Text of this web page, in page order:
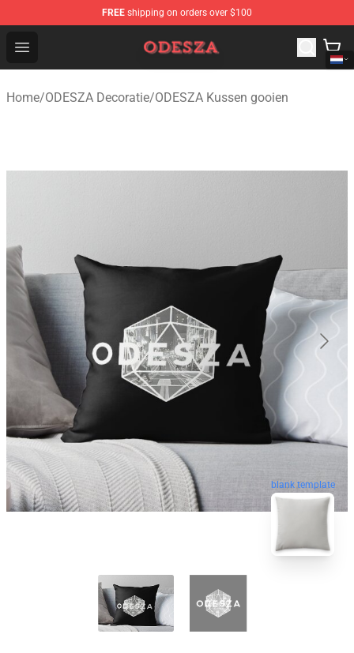
FREE shipping on orders over $100
Open menu
ODESZA Shop - Official ODESZA Merchandise Store
Home/ODESZA Decoratie/ODESZA Kussen gooien
blank template